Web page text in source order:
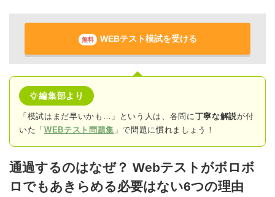
無料 WEBテスト模試を受ける
編集部より
「模試はまだ早いかも…」という人は、各問に丁寧な解説が付
いた「 WEBテスト問題集 」で問題に慣れましょう！
通過するのはなぜ？ Webテストがボロボ
ロでもあきらめる必要はない6つの理由